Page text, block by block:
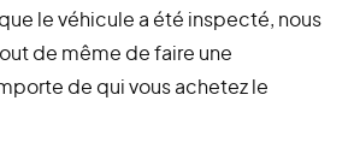
le véhicule a été inspecté, nous
de même de faire une
de qui vous achetez le